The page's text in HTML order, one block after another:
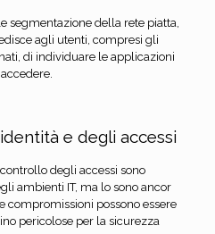
segmentazione della rete piatta,
agli utenti, compresi gli
di individuare le applicazioni
e degli accessi
degli accessi sono
ambienti IT, ma lo sono ancor
compromissioni possono essere
pericolose per la sicurezza